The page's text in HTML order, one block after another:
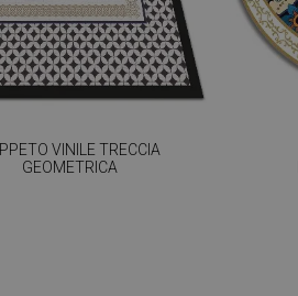
VINILE TRECCIA
GEOMETRICA